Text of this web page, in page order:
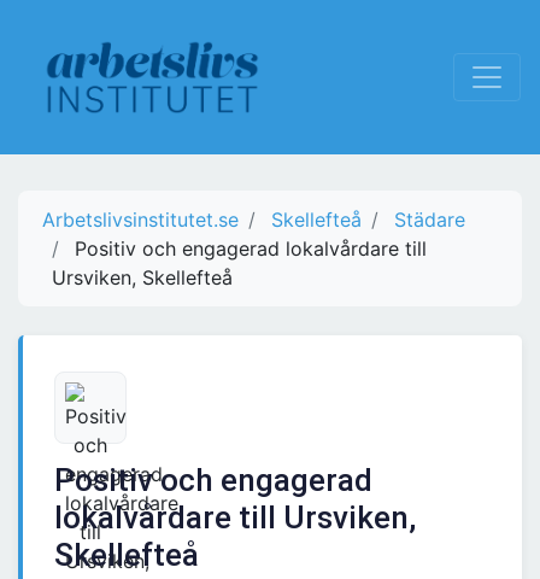
Arbetslivsinstitutet.se Skellefteå
Städare
Positiv och engagerad lokalvårdare till
Ursviken, Skellefteå
Positiv och engagerad
lokalvårdare till Ursviken,
Skellefteå